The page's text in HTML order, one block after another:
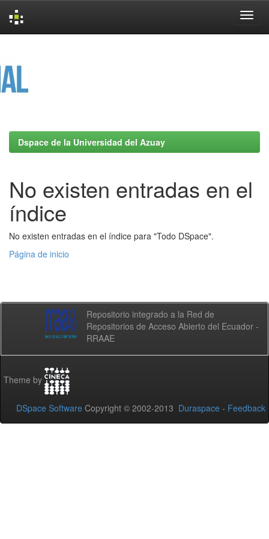
Dspace de la Universidad del Azuay
No existen entradas en el
índice
No existen entradas en el índice para "Todo DSpace".
Página de inicio
Repositorio integrado a la Red de
Repositorios de Acceso Abierto del Ecuador -
RRAAE
Theme by
DSpace Software Copyright © 2002-2013 Duraspace - Feedback